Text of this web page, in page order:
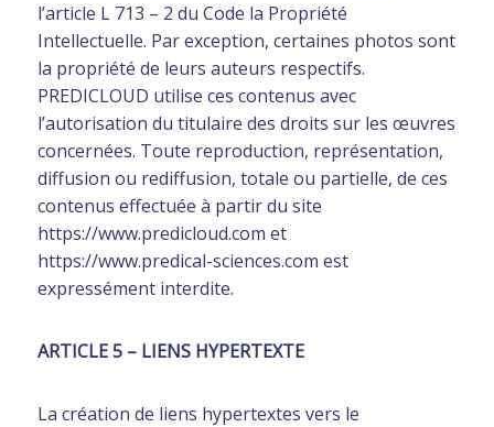
l’article L 713 – 2 du Code la Propriété
Intellectuelle. Par exception, certaines photos sont
la propriété de leurs auteurs respectifs.
PREDICLOUD utilise ces contenus avec
l’autorisation du titulaire des droits sur les œuvres
concernées. Toute reproduction, représentation,
diffusion ou rediffusion, totale ou partielle, de ces
contenus effectuée à partir du site
https://www.predicloud.com et
https://www.predical-sciences.com est
expressément interdite.
ARTICLE 5 – LIENS HYPERTEXTE
La création de liens hypertextes vers le